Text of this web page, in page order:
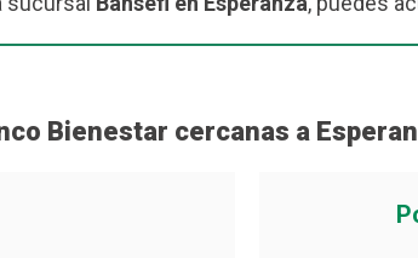
Bienestar cercanas a